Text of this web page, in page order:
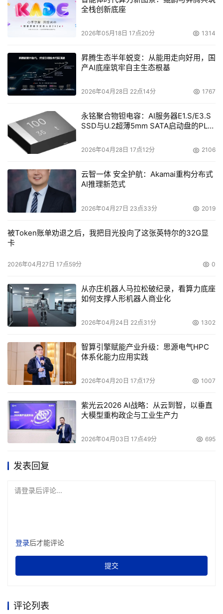
全栈创新底座
2026年05月18日 17点20分 1314
昇腾生态半年蜕变：从能用走向好用，国
产AI底座筑牢自主生态根基
2026年04月28日 22点14分 1767
永铭聚合物钽电容：AI服务器E1.S/E3.S
SSD与U.2超薄5mm SATA启动盘的PLP
2026年04月28日 17点12分 2106
云智一体 安全护航：Akamai重构分布式
AI推理新范式
2026年04月27日 23点33分 2019
被Token账单劝退之后，我把目光投向了这张英特尔的32G显
卡
2026年04月27日 17点59分 0
从亦庄机器人马拉松破纪录，看算力底座
如何支撑人形机器人商业化
2026年04月24日 22点31分 1302
智算引擎赋能产业升级：思源电气HPC
体系化能力应用实践
2026年04月20日 17点17分 1007
紫光云2026 AI战略：从云到智，以垂直
大模型重构政企与工业生产力
2026年04月03日 17点49分 695
发表回复
请登录后评论...
登录后才能评论
提交
评论列表